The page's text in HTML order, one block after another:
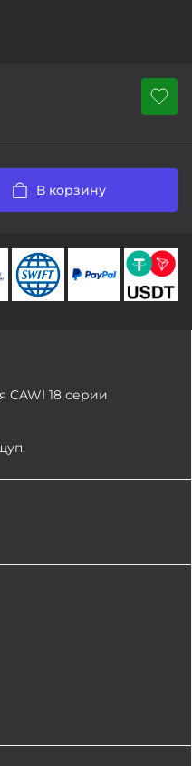
В корзину
CAWI 18 серии